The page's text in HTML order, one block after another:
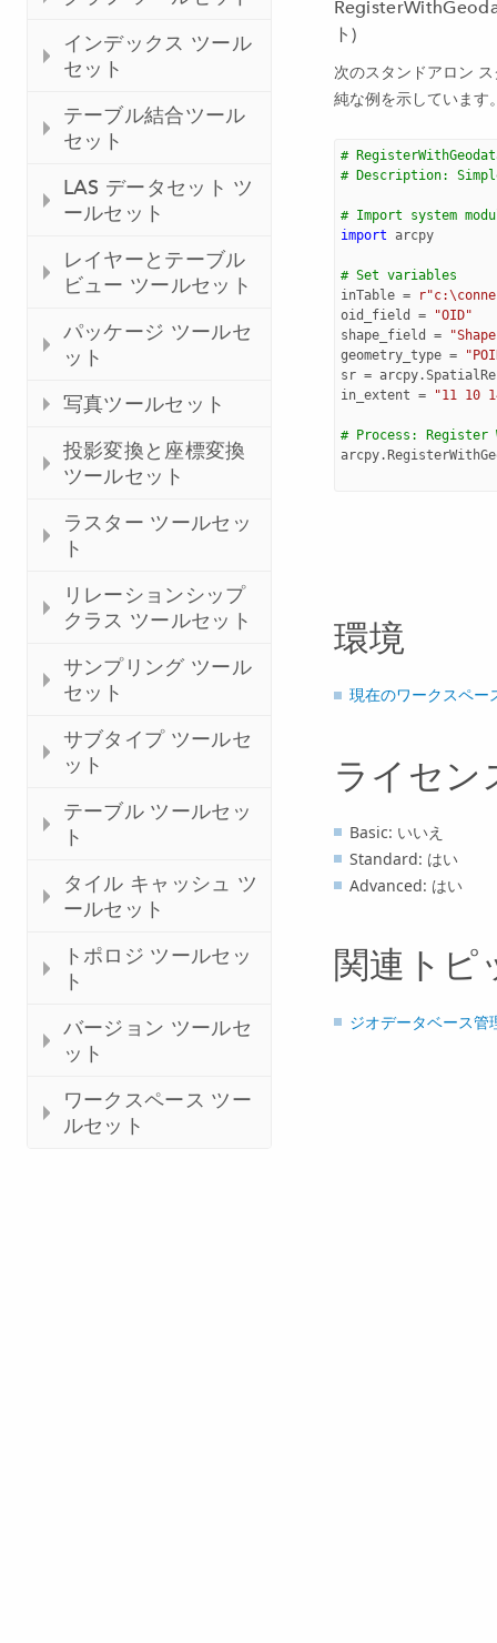
インデックス ツール
セット
テーブル結合ツール
セット
LAS データセット ツ
ールセット
レイヤーとテーブル
ビュー ツールセット
パッケージ ツールセ
ット
写真ツールセット
投影変換と座標変換
ツールセット
ラスター ツールセッ
ト
リレーションシップ
クラス ツールセット
サンプリング ツール
セット
サブタイプ ツールセ
ット
テーブル ツールセッ
ト
タイル キャッシュ ツ
ールセット
トポロジ ツールセッ
ト
バージョン ツールセ
ット
ワークスペース ツー
ルセット
ト)
次のスタンドアロン
純な例を示しています
#
# Description:
# Import system
import arcpy
# Set variables
inTable =
oid_field
=
"OID"
shape_field
=
geometry_type =
sr = arcpy.
in_extent = "11 10
# Process: Register
arcpy.
環境
現在のワークスペー
ライセン
Basic: いいえ
Standard: はい
Advanced: はい
関連トピ
ジオデータベース管